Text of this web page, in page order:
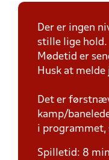
Der er ingen
stille lige hold.
Mødetid er
Husk at
Det er
kamp/
i programmet,
Spilletid: 8